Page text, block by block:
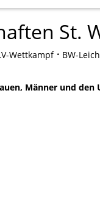
St.
Wettkampf BW-
Männer und